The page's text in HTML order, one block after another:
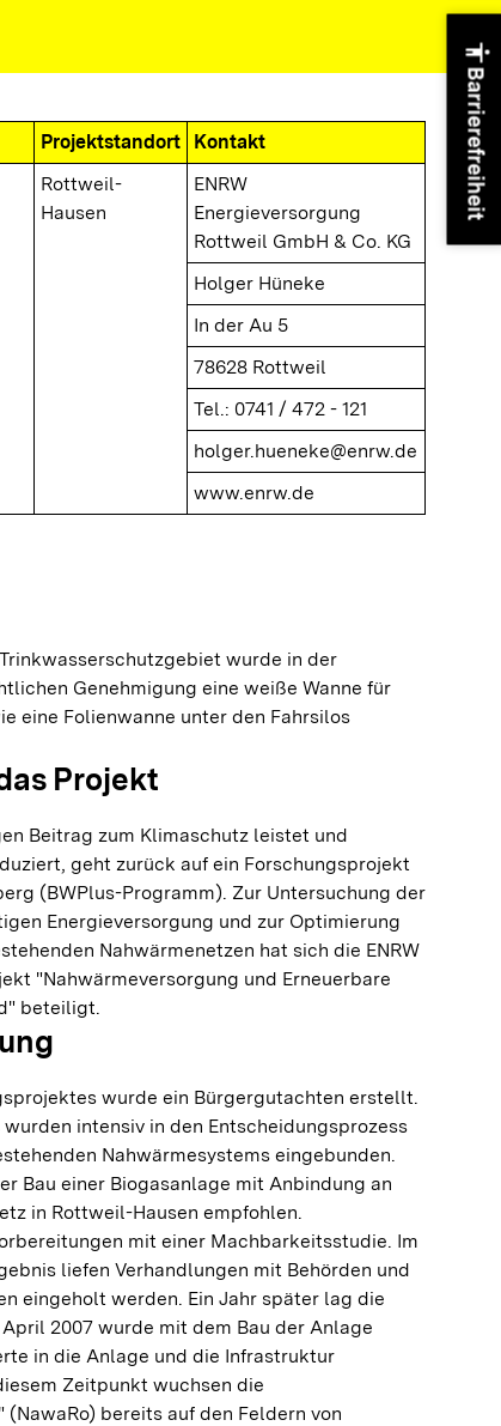
Projektstandort
Kontakt
Rottweil-
Hausen
ENRW
Energieversorgung
Rottweil GmbH & Co. KG
Holger Hüneke
In der Au 5
78628 Rottweil
Tel.: 0741 / 472 - 121
holger.hueneke@enrw.de
www.enrw.de
wurde in der
Genehmigung eine weiße Wanne für
eine Folienwanne unter den Fahrsilos
Projekt
Beitrag zum Klimaschutz leistet und
geht zurück auf ein Forschungsprojekt
(BWPlus-Programm). Zur Untersuchung der
Energieversorgung und zur Optimierung
Nahwärmenetzen hat sich die ENRW
"Nahwärmeversorgung und Erneuerbare
beteiligt.
wurde ein Bürgergutachten erstellt.
intensiv in den Entscheidungsprozess
Nahwärmesystems eingebunden.
Bau einer Biogasanlage mit Anbindung an
in Rottweil-Hausen empfohlen.
mit einer Machbarkeitsstudie. Im
liefen Verhandlungen mit Behörden und
eingeholt werden. Ein Jahr später lag die
2007 wurde mit dem Bau der Anlage
in die Anlage und die Infrastruktur
Zeitpunkt wuchsen die
bereits auf den Feldern von
accessibility
Barrierefreiheit